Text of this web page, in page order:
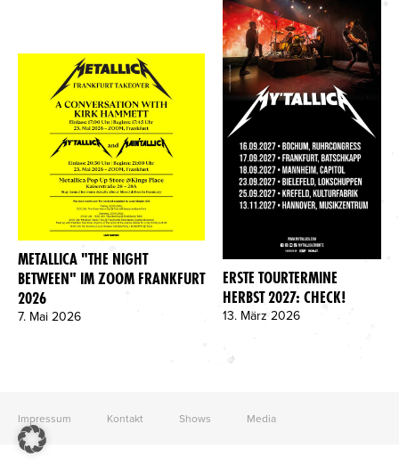
METALLICA "THE NIGHT
BETWEEN" IM ZOOM FRANKFURT
2026
7. Mai 2026
ERSTE TOURTERMINE
HERBST 2027: CHECK!
13. März 2026
Impressum Kontakt Shows Media